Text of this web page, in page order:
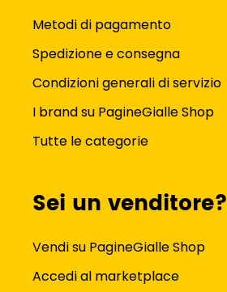
Metodi di pagamento
Spedizione e consegna
Condizioni generali di servizio
I brand su PagineGialle Shop
Tutte le categorie
Sei un venditore?
Vendi su PagineGialle Shop
Accedi al marketplace